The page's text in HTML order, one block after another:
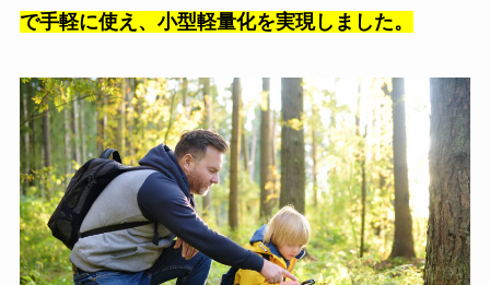
で手軽に使え、小型軽量化を実現しました。